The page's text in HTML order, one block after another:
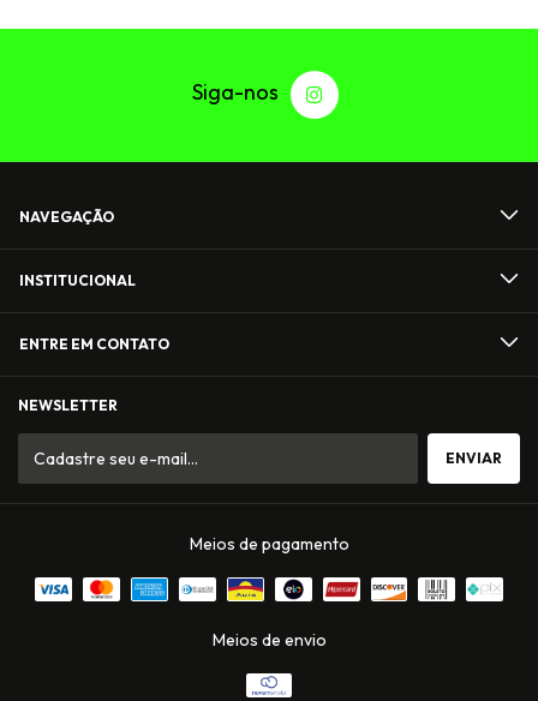
NAVEGAÇÃO
INSTITUCIONAL
ENTRE EM CONTATO
NEWSLETTER
Meios de pagamento
Meios de envio